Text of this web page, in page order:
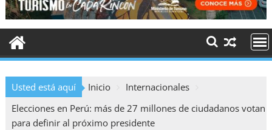
Usted está aquí Inicio
Internacionales
Elecciones en Perú: más de 27 millones de ciudadanos votan
para definir al próximo presidente